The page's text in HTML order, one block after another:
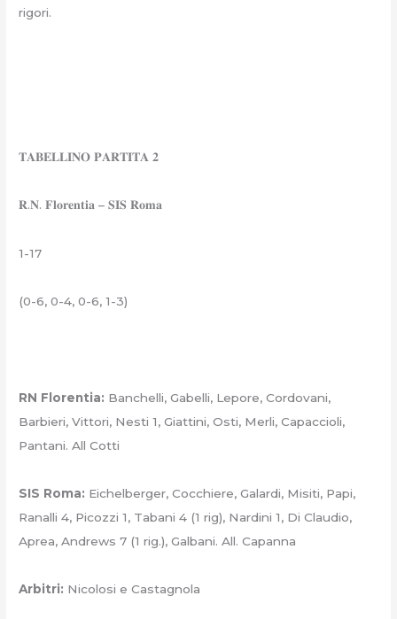
rigori.
𝐓𝐀𝐁𝐄𝐋𝐋𝐈𝐍𝐎 𝐏𝐀𝐑𝐓𝐈𝐓𝐀 𝟐
𝐑.𝐍. 𝐅𝐥𝐨𝐫𝐞𝐧𝐭𝐢𝐚 – 𝐒𝐈𝐒 𝐑𝐨𝐦𝐚
1-17
(0-6, 0-4, 0-6, 1-3)
RN Florentia: Banchelli, Gabelli, Lepore, Cordovani,
Barbieri, Vittori, Nesti 1, Giattini, Osti, Merli, Capaccioli,
Pantani. All Cotti
SIS Roma: Eichelberger, Cocchiere, Galardi, Misiti, Papi,
Ranalli 4, Picozzi 1, Tabani 4 (1 rig), Nardini 1, Di Claudio,
Aprea, Andrews 7 (1 rig.), Galbani. All. Capanna
Arbitri: Nicolosi e Castagnola